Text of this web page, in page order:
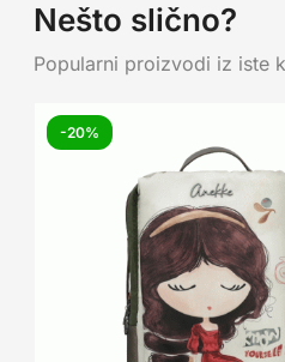
Nešto slično?
Popularni proizvodi iz iste
-20%